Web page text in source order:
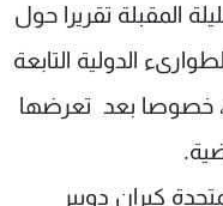
المقبلة تقريرا حول
الدولية التابعة
خصوصا بعد تعرضها
كيران دويير